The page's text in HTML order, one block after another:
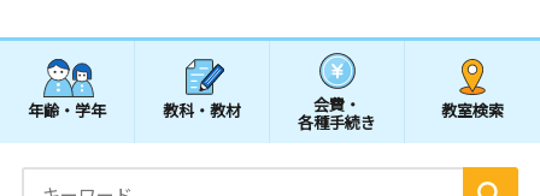
年齢・学年 教科・教材 会費・
各種手続き
教室検索